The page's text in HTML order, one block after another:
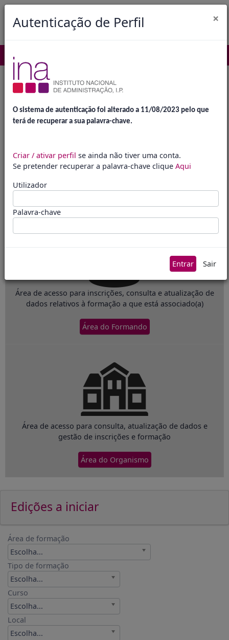
Autenticação de Perfil ×
O sistema de autenticação foi alterado a 11/08/2023 pelo que
terá de recuperar a sua palavra-chave.
Criar / ativar perfil se ainda não tiver uma conta.
Se pretender recuperar a palavra-chave clique Aqui
Utilizador
Palavra-chave
Entrar Sair
Área de acesso para consulta, atualização e gestão de
dados relativos à formação a que está associado(a)
Área do Formador
Área de acesso para inscrições, consulta e atualização de
dados relativos à formação a que está associado(a)
Área do Formando
Área de acesso para consulta, atualização de dados e
gestão de inscrições e formação
Área do Organismo
Edições a iniciar
Área de formação
Escolha...
Tipo de formação
Escolha...
Curso
Escolha...
Local
Escolha...